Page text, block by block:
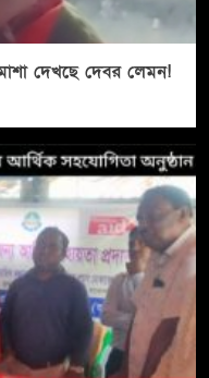
দেখছে দেবর লেমন!